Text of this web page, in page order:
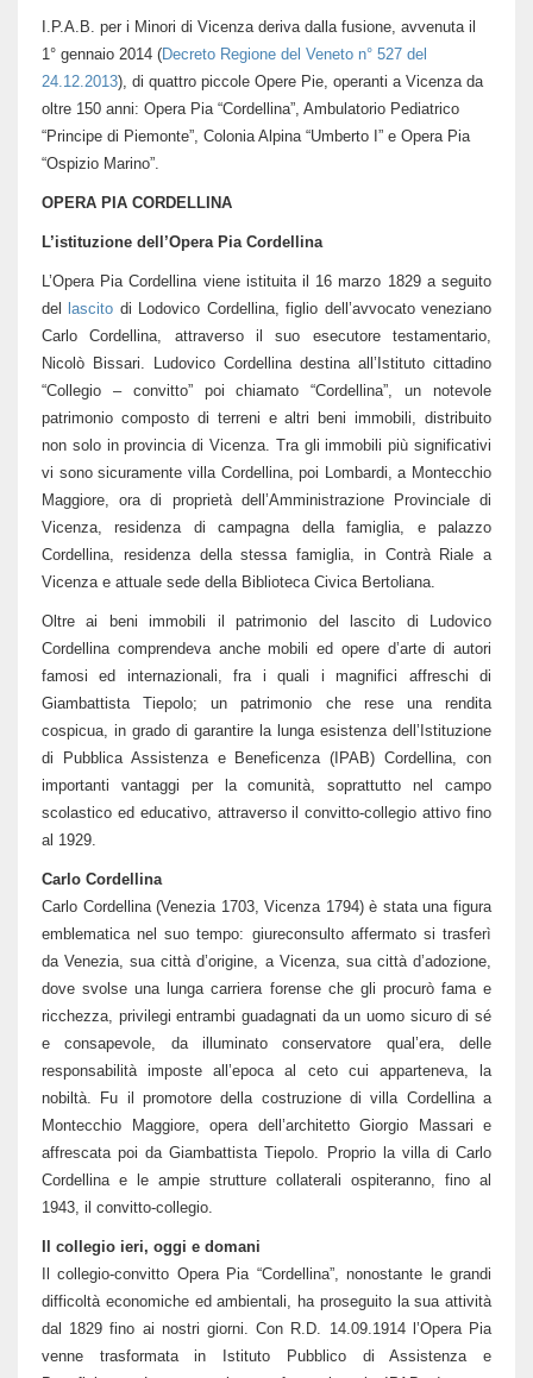
I.P.A.B. per i Minori di Vicenza deriva dalla fusione, avvenuta il
1° gennaio 2014 (Decreto Regione del Veneto n° 527 del
24.12.2013), di quattro piccole Opere Pie, operanti a Vicenza da
oltre 150 anni: Opera Pia “Cordellina”, Ambulatorio Pediatrico
“Principe di Piemonte”, Colonia Alpina “Umberto I” e Opera Pia
“Ospizio Marino”.
OPERA PIA CORDELLINA
L’istituzione dell’Opera Pia Cordellina
L’Opera Pia Cordellina viene istituita il 16 marzo 1829 a seguito
del
lascito di Lodovico Cordellina, figlio dell’avvocato veneziano
Carlo Cordellina, attraverso il suo esecutore testamentario,
Nicolò Bissari. Ludovico Cordellina destina all’Istituto cittadino
“Collegio – convitto” poi chiamato “Cordellina”, un notevole
patrimonio composto di terreni e altri beni immobili, distribuito
non solo in provincia di Vicenza. Tra gli immobili più significativi
vi sono sicuramente villa Cordellina, poi Lombardi, a Montecchio
Maggiore, ora di proprietà dell’Amministrazione Provinciale di
Vicenza, residenza di campagna della famiglia, e palazzo
Cordellina, residenza della stessa famiglia, in Contrà Riale a
Vicenza e attuale sede della Biblioteca Civica Bertoliana.
Oltre ai beni immobili il patrimonio del lascito di Ludovico
Cordellina comprendeva anche mobili ed opere d’arte di autori
famosi ed internazionali, fra i quali i magnifici affreschi di
Giambattista Tiepolo; un patrimonio che rese una rendita
cospicua, in grado di garantire la lunga esistenza dell’Istituzione
di Pubblica Assistenza e Beneficenza (IPAB) Cordellina, con
importanti vantaggi per la comunità, soprattutto nel campo
scolastico ed educativo, attraverso il convitto-collegio attivo fino
al 1929.
Carlo Cordellina
Carlo Cordellina (Venezia 1703, Vicenza 1794) è stata una figura
emblematica nel suo tempo: giureconsulto affermato si trasferì
da Venezia, sua città d’origine, a Vicenza, sua città d’adozione,
dove svolse una lunga carriera forense che gli procurò fama e
ricchezza, privilegi entrambi guadagnati da un uomo sicuro di sé
e consapevole, da illuminato conservatore qual’era, delle
responsabilità imposte all’epoca al ceto cui apparteneva, la
nobiltà. Fu il promotore della costruzione di villa Cordellina a
Montecchio Maggiore, opera dell’architetto Giorgio Massari e
affrescata poi da Giambattista Tiepolo. Proprio la villa di Carlo
Cordellina e le ampie strutture collaterali ospiteranno, fino al
1943, il convitto-collegio.
Il collegio ieri, oggi e domani
Il collegio-convitto Opera Pia “Cordellina”, nonostante le grandi
difficoltà economiche ed ambientali, ha proseguito la sua attività
dal 1829 fino ai nostri giorni. Con R.D. 14.09.1914 l’Opera Pia
venne trasformata in Istituto Pubblico di Assistenza e